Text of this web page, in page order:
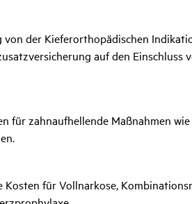
der Kieferorthopädischen
auf den Einschluss
für zahnaufhellende Maßnahmen
für Vollnarkose,